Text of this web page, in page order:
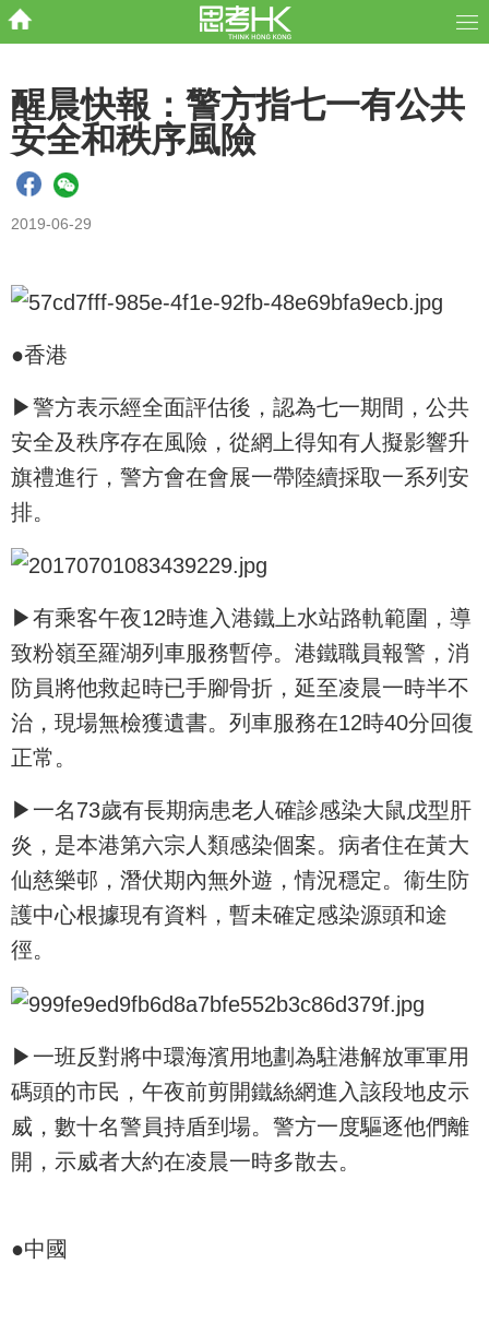
醒晨快報：警方指七一有公共
安全和秩序風險
2019-06-29
●香港
▶警方表示經全面評估後，認為七一期間，公共
安全及秩序存在風險，從網上得知有人擬影響升
旗禮進行，警方會在會展一帶陸續採取一系列安
排。
▶有乘客午夜12時進入港鐵上水站路軌範圍，導
致粉嶺至羅湖列車服務暫停。港鐵職員報警，消
防員將他救起時已手腳骨折，延至凌晨一時半不
治，現場無檢獲遺書。列車服務在12時40分回復
正常。
▶一名73歲有長期病患老人確診感染大鼠戊型肝
炎，是本港第六宗人類感染個案。病者住在黃大
仙慈樂邨，潛伏期內無外遊，情況穩定。衞生防
護中心根據現有資料，暫未確定感染源頭和途
徑。
▶一班反對將中環海濱用地劃為駐港解放軍軍用
碼頭的市民，午夜前剪開鐵絲網進入該段地皮示
威，數十名警員持盾到場。警方一度驅逐他們離
開，示威者大約在凌晨一時多散去。
●中國